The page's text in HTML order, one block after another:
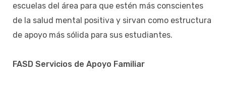
escuelas del área para que estén más conscientes
de la salud mental positiva y sirvan como estructura
de apoyo más sólida para sus estudiantes.
FASD Servicios de Apoyo Familiar